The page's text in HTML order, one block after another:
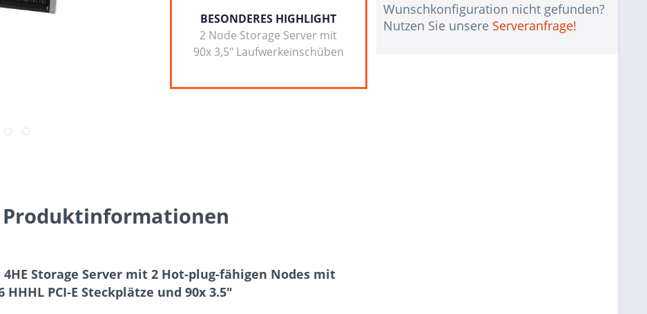
BESONDERES HIGHLIGHT
2 Node Storage Server mit
90x 3,5" Laufwerkeinschüben
Wunschkonfiguration nicht gefunden?
Nutzen Sie unsere Serveranfrage!
Produktinformationen
4HE Storage Server mit 2 Hot-plug-fähigen Nodes mit
HHHL PCI-E Steckplätze und 90x 3.5"